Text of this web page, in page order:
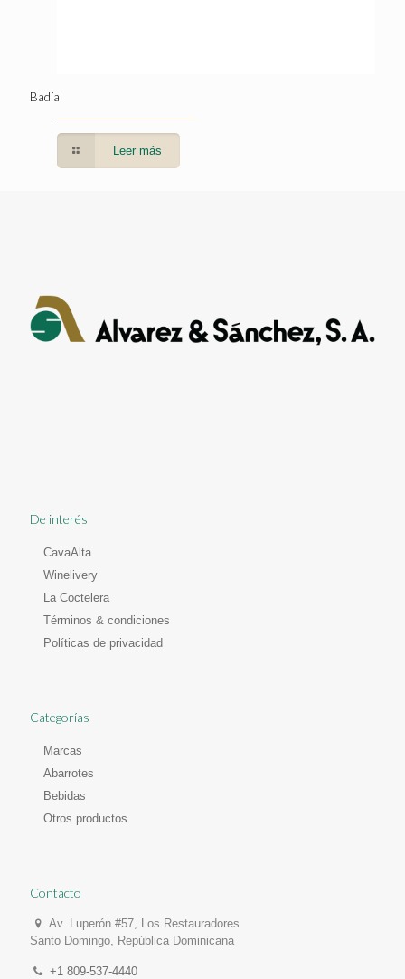
Badía
Leer más
De interés
CavaAlta
Winelivery
La Coctelera
Términos & condiciones
Políticas de privacidad
Categorías
Marcas
Abarrotes
Bebidas
Otros productos
Contacto
Av. Luperón #57, Los Restauradores
Santo Domingo, República Dominicana
+1 809-537-4440